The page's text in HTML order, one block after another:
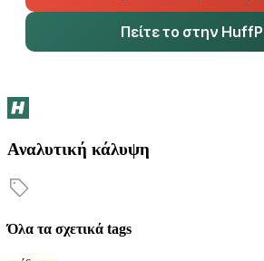
Πείτε το στην
Αναλυτική κάλυψη
Όλα τα σχετικά tags